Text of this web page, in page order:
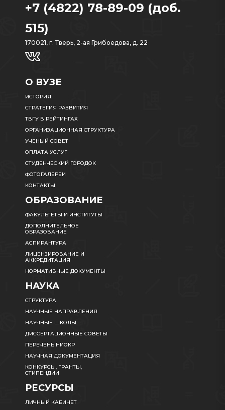
+7 (4822) 78-89-09 (доб.
515)
170021, г. Тверь, 2-ая Грибоедова, д. 22
О ВУЗЕ
ИСТОРИЯ
СТРАТЕГИЯ РАЗВИТИЯ
ТВГУ В РЕЙТИНГАХ
ОРГАНИЗАЦИОННАЯ СТРУКТУРА
УЧЕНЫЙ СОВЕТ
ОПЛАТА УСЛУГ
СТУДЕНЧЕСКИЙ ГОРОДОК
ФОТОГАЛЕРЕИ
КОНТАКТЫ
ОБРАЗОВАНИЕ
ФАКУЛЬТЕТЫ И ИНСТИТУТЫ
ДОПОЛНИТЕЛЬНОЕ
ОБРАЗОВАНИЕ
АСПИРАНТУРА
ЛИЦЕНЗИРОВАНИЕ И
АККРЕДИТАЦИЯ
НОРМАТИВНЫЕ ДОКУМЕНТЫ
НАУКА
СТРУКТУРА
НАУЧНЫЕ НАПРАВЛЕНИЯ
НАУЧНЫЕ ШКОЛЫ
ДИССЕРТАЦИОННЫЕ СОВЕТЫ
ПЕРЕЧЕНЬ НИОКР
НАУЧНАЯ ДОКУМЕНТАЦИЯ
КОНКУРСЫ, ГРАНТЫ,
СТИПЕНДИИ
РЕСУРСЫ
ЛИЧНЫЙ КАБИНЕТ